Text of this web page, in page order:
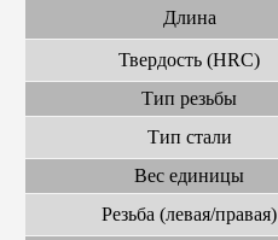
Длина
Твердость (HRC)
Тип резьбы
Тип стали
Вес единицы
Резьба (левая/правая)